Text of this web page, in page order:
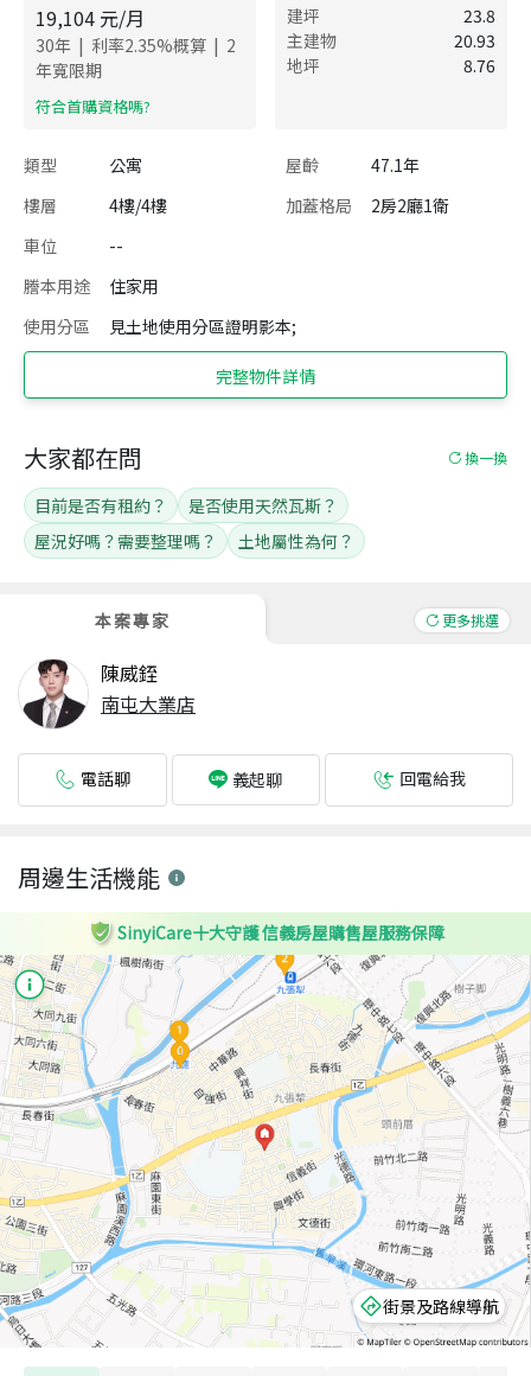
19,104 元/月
30年 | 利率2.35%概算 | 2
年寬限期
​符合首購資格嗎?
建坪
23.8
主建物
20.93
地坪
8.76
類型 公寓 屋齡
47.1年
樓層
4樓/4樓 加蓋格局
2房2廳1衛
車位
--
謄本用途
住家用
使用分區
見土地使用分區證明影本;
完整物件詳情
本案專家 更多挑選
陳威銍
南屯大業店
電話聊 義起聊 回電給我
大家都在問 換一換
目前是否有租約？
是否使用天然瓦斯？
屋況好嗎？需要整理嗎？
土地屬性為何？
周邊生活機能
SinyiCare十大守護 信義房屋購售屋服務保障
街景及路線導航